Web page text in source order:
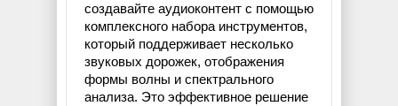
создавайте аудиоконтент с помощью
комплексного набора инструментов,
который поддерживает несколько
звуковых дорожек, отображения
формы волны и спектрального
анализа. Это эффективное решение